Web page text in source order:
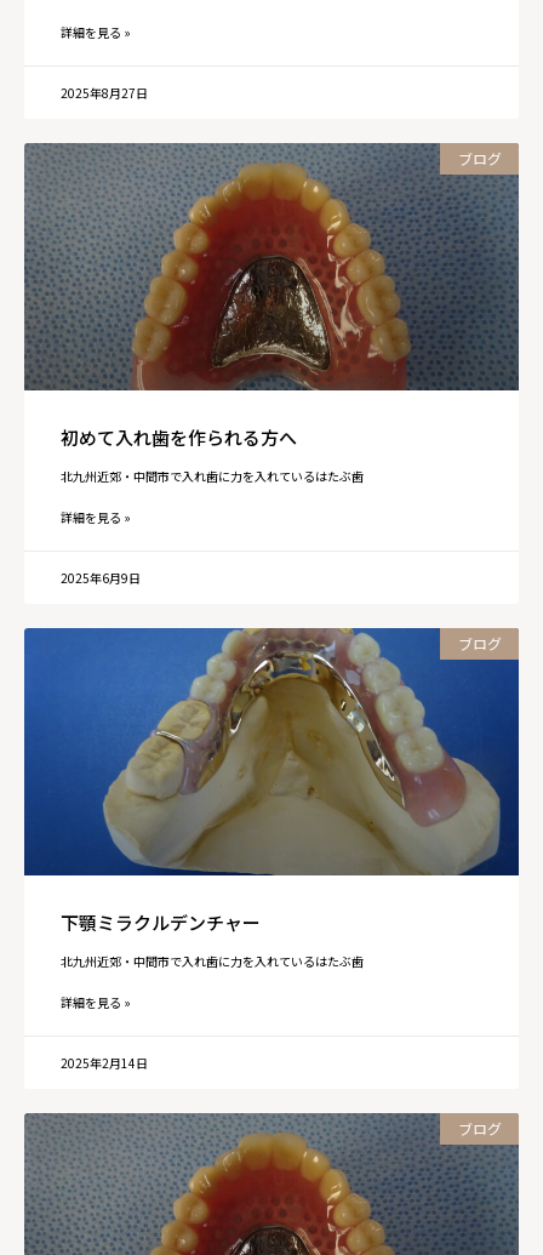
詳細を見る »
2025年8月27日
ブログ
初めて入れ歯を作られる方へ
北九州近郊・中間市で入れ歯に力を入れているはたぶ歯
詳細を見る »
2025年6月9日
ブログ
下顎ミラクルデンチャー
北九州近郊・中間市で入れ歯に力を入れているはたぶ歯
詳細を見る »
2025年2月14日
ブログ